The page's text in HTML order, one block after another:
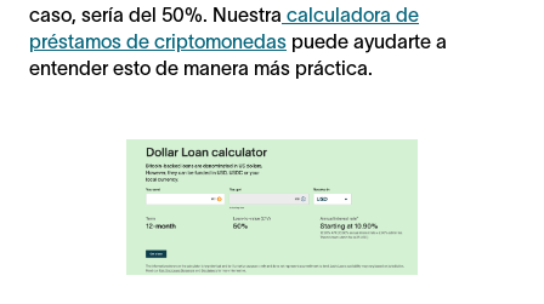
caso, sería del 50%. Nuestra calculadora de
préstamos de criptomonedas puede ayudarte a
entender esto de manera más práctica.